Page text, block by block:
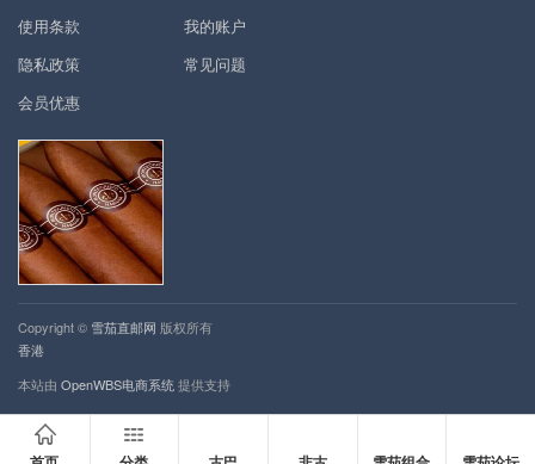
使用条款
隐私政策
会员优惠
我的账户
常见问题
Copyright © 雪茄直邮网 版权所有
香港
本站由 OpenWBS电商系统 提供支持